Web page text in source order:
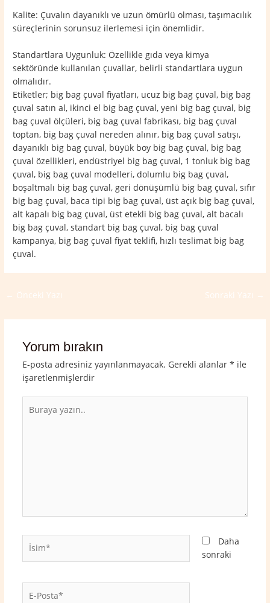
Kalite: Çuvalın dayanıklı ve uzun ömürlü olması, taşımacılık
süreçlerinin sorunsuz ilerlemesi için önemlidir.
Standartlara Uygunluk: Özellikle gıda veya kimya
sektöründe kullanılan çuvallar, belirli standartlara uygun
olmalıdır.
Etiketler; big bag çuval fiyatları, ucuz big bag çuval, big bag
çuval satın al, ikinci el big bag çuval, yeni big bag çuval, big
bag çuval ölçüleri, big bag çuval fabrikası, big bag çuval
toptan, big bag çuval nereden alınır, big bag çuval satışı,
dayanıklı big bag çuval, büyük boy big bag çuval, big bag
çuval özellikleri, endüstriyel big bag çuval, 1 tonluk big bag
çuval, big bag çuval modelleri, dolumlu big bag çuval,
boşaltmalı big bag çuval, geri dönüşümlü big bag çuval, sıfır
big bag çuval, baca tipi big bag çuval, üst açık big bag çuval,
alt kapalı big bag çuval, üst etekli big bag çuval, alt bacalı
big bag çuval, standart big bag çuval, big bag çuval
kampanya, big bag çuval fiyat teklifi, hızlı teslimat big bag
çuval.
← Önceki Yazı Sonraki Yazı →
Yorum bırakın
E-posta adresiniz yayınlanmayacak. Gerekli alanlar * ile
işaretlenmişlerdir
yazın..
İsim*
Daha
sonraki